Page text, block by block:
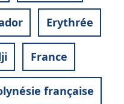
Erythrée
France
française